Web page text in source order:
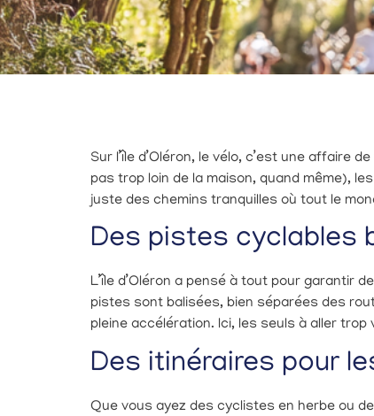
Sur l’île d’Oléron, le vélo, c’est une
pas trop loin de la maison, quand même),
juste des chemins tranquilles où tout le
Des pistes cyclables
L’île d’Oléron a pensé à tout pour garantir
pistes sont balisées, bien séparées des
pleine accélération. Ici, les seuls à aller
Des itinéraires pour
Que vous ayez des cyclistes en herbe ou